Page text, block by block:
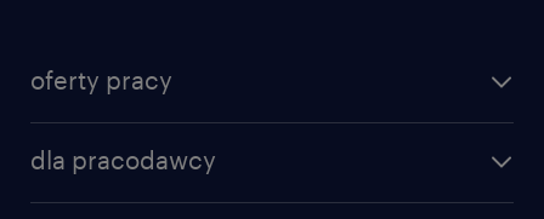
oferty pracy
specjalizacje
dla pracodawcy